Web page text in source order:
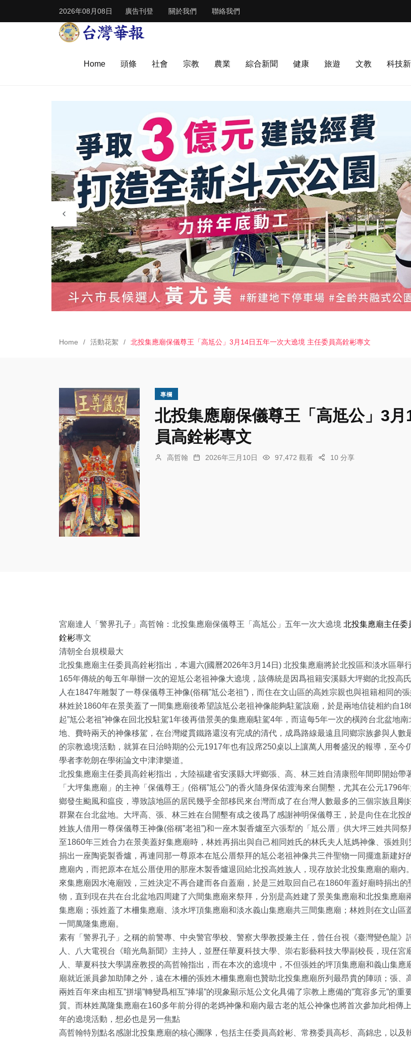
2026年08月08日 廣告刊登 關於我們 聯絡我們
Home 頭條 社會 宗教 農業 綜合新聞 健康 旅遊 文教 科技
Home 活動花絮 北投集應廟保儀尊王「高尪公」3月14日五年一次大遶境 主任委員高銓彬專文
專欄
北投集應廟保儀尊王「高尪公」3
員高銓彬專文
高哲翰 2026年三月10日 97,472 觀看 10 分享
宮廟達人「警界孔子」高哲翰： 北投集應廟保儀尊王「高尪公」五年一次大遶境 北投集應廟主任委
銓彬專文
清朝全台規模最大
北投集應廟主任委員高銓彬指出，本週六(國曆2026年3月14日) 北投集應廟將於北投區和淡水區舉
165年傳統的每五年舉辦一次的迎尪公老祖神像大遶境，該傳統是因爲祖籍安溪縣大坪鄉的北投高
人在1847年雕製了一尊保儀尊王神像(俗稱”尪公老祖”)，而住在文山區的高姓宗親也與祖籍相同的
林姓於1860年在景美蓋了一間集應廟後希望該尪公老祖神像能夠駐駕該廟，於是兩地信徒相約自
起”尪公老祖”神像在回北投駐駕1年後再借景美的集應廟駐駕4年，而這每5年一次的橫跨台北盆地南
地、費時兩天的神像移駕，在台灣縱貫鐵路還沒有完成的清代，成爲路線最遠且同鄉宗族參與人數
的宗教遶境活動，就算在日治時期的公元1917年也有設席250桌以上讓萬人用餐盛況的報導，至今
學者李乾朗在學術論文中津津樂道。
北投集應廟主任委員高銓彬指出，大陸福建省安溪縣大坪鄉張、高、林三姓自清康熙年間即開始帶
「大坪集應廟」的主神「保儀尊王」(俗稱”尪公”)的香火隨身保佑渡海來台開墾，尤其在公元1796
鄉發生颱風和瘟疫，導致該地區的居民幾乎全部移民來台灣而成了在台灣人數最多的三個宗族且剛
群聚在台北盆地。大坪高、張、林三姓在台開墾有成之後爲了感謝神明保儀尊王，於是向住在北投
姓族人借用一尊保儀尊王神像(俗稱”老祖”)和一座木製香爐至六張犁的「尪公厝」供大坪三姓共同祭
至1860年三姓合力在景美蓋好集應廟時，林姓再捐出與自己相同姓氏的林氏夫人尪媽神像、張姓則
捐出一座陶瓷製香爐，再連同那一尊原本在尪公厝祭拜的尪公老祖神像共三件聖物一同擺進新建好
應廟內，而把原本在尪公厝使用的那座木製香爐退回給北投高姓族人，現存放於北投集應廟的廟內
來集應廟因水淹廟毀，三姓決定不再合建而各自蓋廟，於是三姓取回自己在1860年蓋好廟時捐出的
物，直到現在共在台北盆地四周建了六間集應廟來祭拜，分別是高姓建了景美集應廟和北投集應廟
集應廟；張姓蓋了木柵集應廟、淡水坪頂集應廟和淡水義山集應廟共三間集應廟；林姓則在文山區
一間萬隆集應廟。
素有「警界孔子」之稱的前警專、中央警官學校、警察大學教授兼主任，曾任台視《臺灣變色龍》
人、八大電視台《暗光鳥新聞》主持人，並歷任華夏科技大學、崇右影藝科技大學副校長，現任宮
人、華夏科技大學講座教授的高哲翰指出，而在本次的遶境中，不但張姓的坪頂集應廟和義山集應
廟就近派員參加助陣之外，遠在木柵的張姓木柵集應廟也贊助北投集應廟所列最昂貴的陣頭；張、
兩姓百年來由相互”拼場”轉變爲相互”捧場”的現象顯示尪公文化具備了宗教上應備的”寬容多元”的重
質。而林姓萬隆集應廟在160多年前分得的老媽神像和廟內最古老的尪公神像也將首次參加此相傳
年的遶境活動，想必也是另一焦點
高哲翰特別點名感謝北投集應廟的核心團隊，包括主任委員高銓彬、常務委員高杉、高錦忠，以及
334+
文教
94+
宗教
106+
農業
1024+
綜合新聞
49+
科技新知
3+
大陸
229+
旅遊